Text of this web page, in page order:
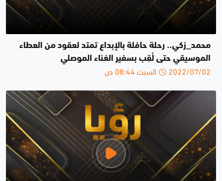
محمد_زكي.. رحلة حافلة بالإبداع تمتد لعقود من العطاء
الموسيقي حتى لُقِب بسفير الغناء الموصلي
2022/07/02 السبت 08:44 ص